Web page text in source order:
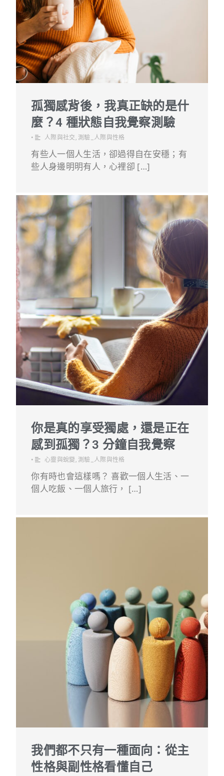
孤獨感背後，我真正缺的是什
麼？4 種狀態自我覺察測驗
• 人際與社交 測驗_人際與性格
有些人一個人生活，卻過得自在安穩；有
些人身邊明明有人，心裡卻 […]
你是真的享受獨處，還是正在
感到孤獨？3 分鐘自我覺察
• 心靈與蛻變 測驗_人際與性格
你有時也會這樣嗎？ 喜歡一個人生活、一
個人吃飯、一個人旅行， […]
我們都不只有一種面向：從主
性格與副性格看懂自己